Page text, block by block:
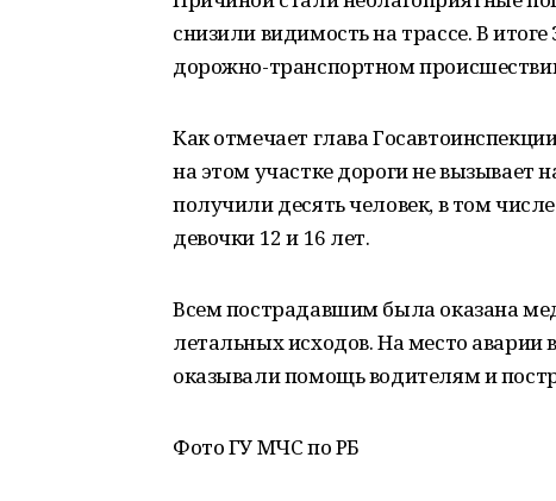
снизили видимость на трассе. В
дорожно-транспортном
Как отмечает глава
на этом участке дороги не вызывает
получили десять человек, в том
девочки 12 и 16 лет.
Всем пострадавшим была оказана
летальных исходов. На место
оказывали помощь водителям и
Фото ГУ МЧС по РБ